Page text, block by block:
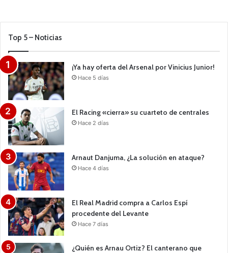
Top 5 – Noticias
¡Ya hay oferta del Arsenal por Vinicius Junior!
Hace 5 días
El Racing «cierra» su cuarteto de centrales
Hace 2 días
Arnaut Danjuma, ¿La solución en ataque?
Hace 4 días
El Real Madrid compra a Carlos Espí
procedente del Levante
Hace 7 días
¿Quién es Arnau Ortiz? El canterano que